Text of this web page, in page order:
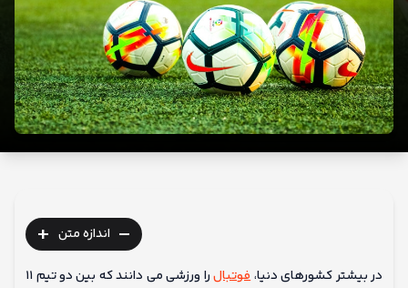
- اندازه متن +
در بیشتر كشورهای دنیا،فوتبال
را ورزشی می دانند كه بین دو تیم ۱۱